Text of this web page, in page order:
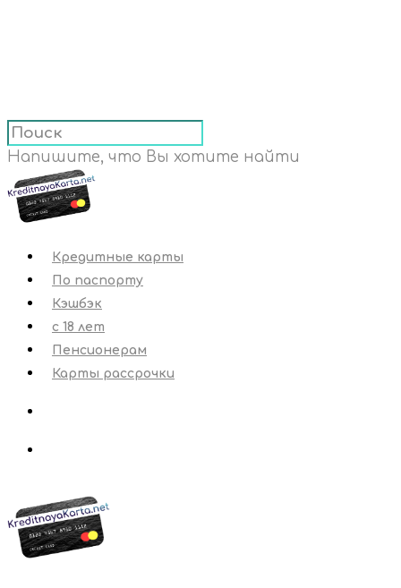
Напишите, что Вы хотите найти
Кредитные карты
По паспорту
Кэшбэк
с 18 лет
Пенсионерам
Карты рассрочки